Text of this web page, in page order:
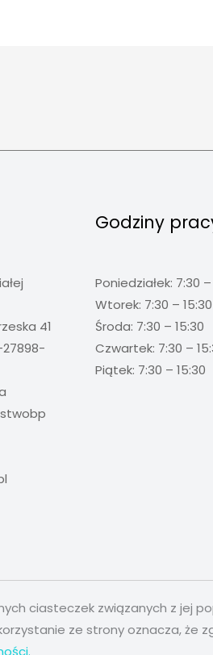
41
27898-
Godziny
Poniedziałek: 7:30 –
Wtorek: 7:30 – 15:30
Środa: 7:30 – 15:30
Czwartek: 7:30 –
Piątek: 7:30 – 15:30
ciasteczek związanych z jej
ze strony oznacza, że